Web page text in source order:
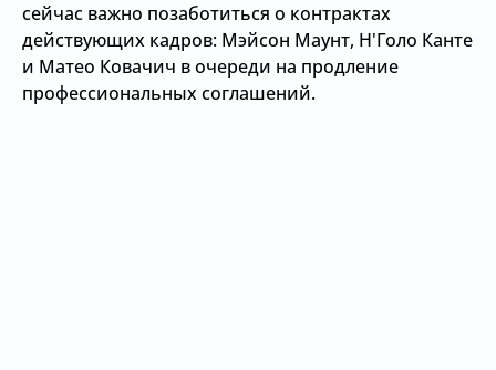
сейчас важно позаботиться о контрактах
действующих кадров: Мэйсон Маунт, Н'Голо Канте
и Матео Ковачич в очереди на продление
профессиональных соглашений.